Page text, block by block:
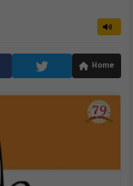
Home